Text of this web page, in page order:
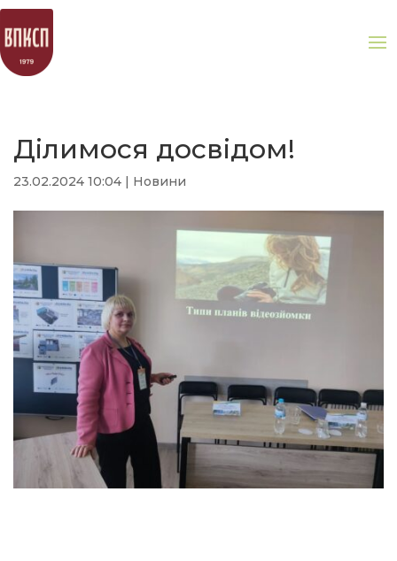
Ділимося досвідом!
23.02.2024 10:04 Новини